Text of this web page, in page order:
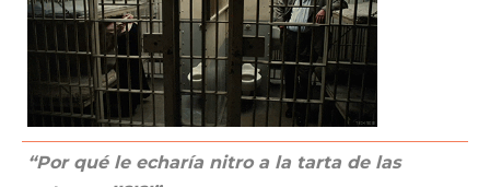
“Por qué le echaría nitro a la tarta de las